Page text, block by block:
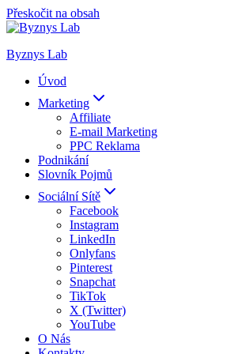
Přeskočit na obsah
Byznys Lab
Úvod
Marketing
Affiliate
E-mail Marketing
PPC Reklama
Podnikání
Slovník Pojmů
Sociální Sítě
Facebook
Instagram
LinkedIn
Onlyfans
Pinterest
Snapchat
TikTok
X (Twitter)
YouTube
O Nás